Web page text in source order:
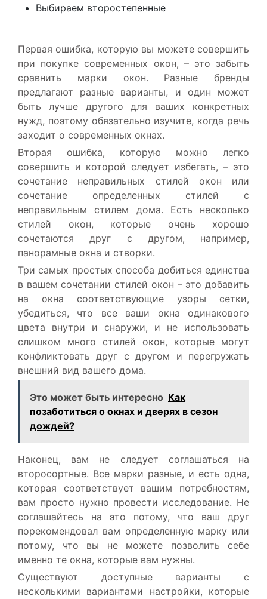
Выбираем второстепенные
Первая ошибка, которую вы можете совершить
при покупке современных окон, – это забыть
сравнить марки окон. Разные бренды
предлагают разные варианты, и один может
быть лучше другого для ваших конкретных
нужд, поэтому обязательно изучите, когда речь
заходит о современных окнах.
Вторая ошибка, которую можно легко
совершить и которой следует избегать, – это
сочетание неправильных стилей окон или
сочетание определенных стилей с
неправильным стилем дома. Есть несколько
стилей окон, которые очень хорошо
сочетаются друг с другом, например,
панорамные окна и створки.
Три самых простых способа добиться единства
в вашем сочетании стилей окон – это добавить
на окна соответствующие узоры сетки,
убедиться, что все ваши окна одинакового
цвета внутри и снаружи, и не использовать
слишком много стилей окон, которые могут
конфликтовать друг с другом и перегружать
внешний вид вашего дома.
Это может быть интересно Как
позаботиться о окнах и дверях в сезон
дождей?
Наконец, вам не следует соглашаться на
второсортные. Все марки разные, и есть одна,
которая соответствует вашим потребностям,
вам просто нужно провести исследование. Не
соглашайтесь на это потому, что ваш друг
порекомендовал вам определенную марку или
потому, что вы не можете позволить себе
именно те окна, которые вам нужны.
Существуют доступные варианты с
несколькими вариантами настройки, которые